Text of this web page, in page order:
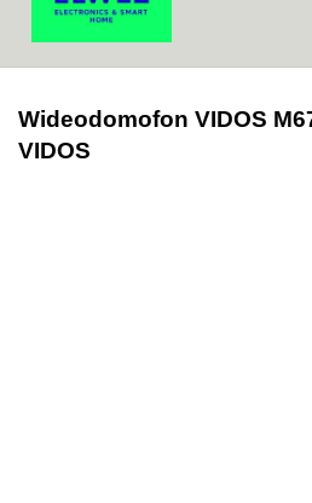
Wideodomofon VIDOS
VIDOS